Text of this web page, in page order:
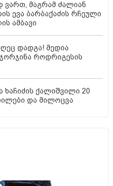
ვართ, მაგრამ ძალიან
ევა ბარბაქაძის რჩეული
ამბავი
დადგა! მედია
როდრიგესის
ხაჩიძის ქალიშვილი 20
და მილოცვა